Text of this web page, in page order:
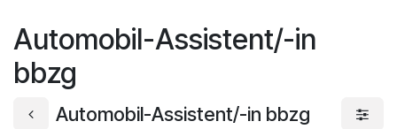
Automobil-Assistent/-in
bbzg
Automobil-Assistent/-in bbzg